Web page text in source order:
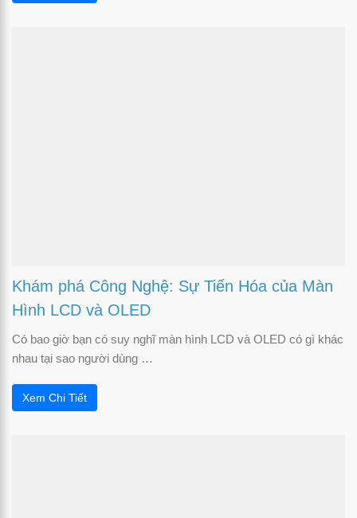
Khám phá Công Nghệ: Sự Tiến Hóa của Màn
Hình LCD và OLED
Có bao giờ bạn có suy nghĩ màn hình LCD và OLED có gì khác
nhau tại sao người dùng …
Xem Chi Tiết